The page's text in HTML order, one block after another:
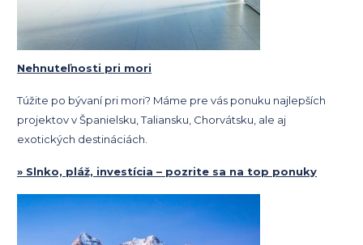
Nehnuteľnosti pri mori
Túžite po bývaní pri mori? Máme pre vás ponuku najlepších
projektov v Španielsku, Taliansku, Chorvátsku, ale aj
exotických destináciách.
» Slnko, pláž, investícia – pozrite sa na top ponuky